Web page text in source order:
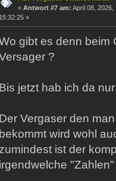
« Antwort #7 am: April 08, 2026,
15:32:25 »
gibt es denn beim
?
Bis jetzt hab ich da
Der Vergaser den
bekommt wird wohl
zumindest ist der
irgendwelche